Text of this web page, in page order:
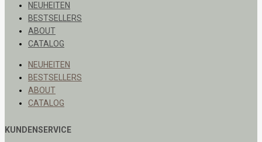
NEUHEITEN
BESTSELLERS
ABOUT
CATALOG
NEUHEITEN
BESTSELLERS
ABOUT
CATALOG
KUNDENSERVICE